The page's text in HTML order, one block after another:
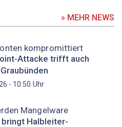
» MEHR NEWS
kompromittiert
Attacke trifft auch
- 10:50 Uhr
Mangelware
bringt Halbleiter-